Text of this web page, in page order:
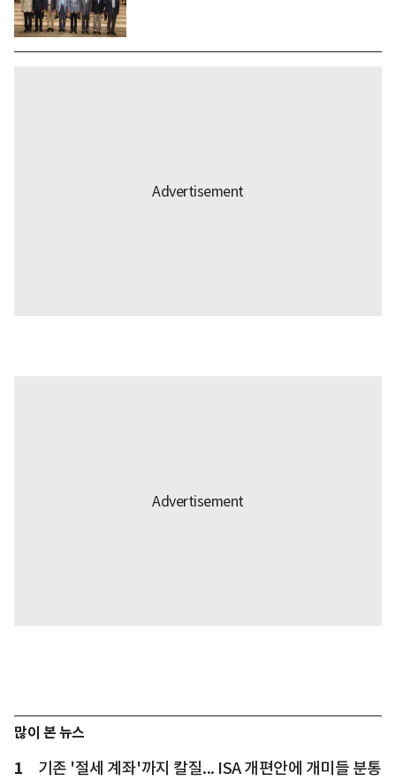
많이 본 뉴스
1 기존 '절세 계좌'까지 칼질... ISA 개편안에 개미들 분통